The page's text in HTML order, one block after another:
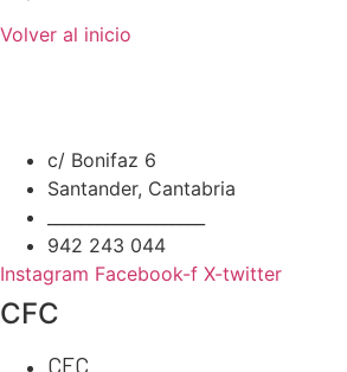
Volver al inicio
c/ Bonifaz 6
Santander, Cantabria
942 243 044
Instagram Facebook-f X-twitter
CFC
CFC